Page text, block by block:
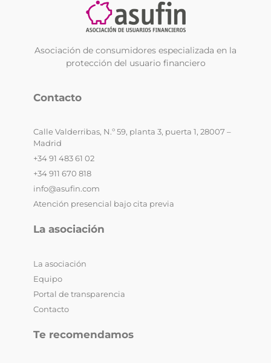
Asociación de consumidores especializada en la
protección del usuario financiero
Contacto
Calle Valderribas, N.º 59, planta 3, puerta 1, 28007 –
Madrid
+34 91 483 61 02
+34 911 670 818
info@asufin.com
Atención presencial bajo cita previa
La asociación
La asociación
Equipo
Portal de transparencia
Contacto
Te recomendamos